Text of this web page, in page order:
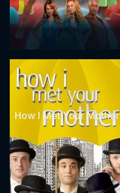
How I Met Your Mother